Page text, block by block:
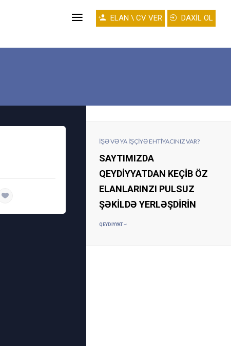
ELAN \ CV VER DAXİL OL
İŞƏ VƏ YA IŞÇIYƏ EHTIYACINIZ VAR?
SAYTIMIZDA
QEYDIYYATDAN KEÇIB ÖZ
ELANLARINZI PULSUZ
ŞƏKILDƏ YERLƏŞDIRIN
QEYDIYYAT